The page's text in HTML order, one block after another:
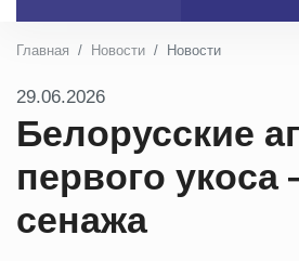
Главная Новости Новости
29.06.2026
Белорусские
первого
сенажа